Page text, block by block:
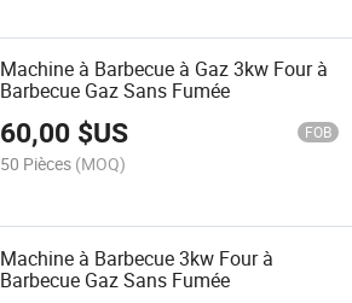
Machine à Barbecue à Gaz 3kw Four à
Barbecue Gaz Sans Fumée
60,00 $US FOB
50 Pièces (MOQ)
Machine à Barbecue 3kw Four à
Barbecue Gaz Sans Fumée